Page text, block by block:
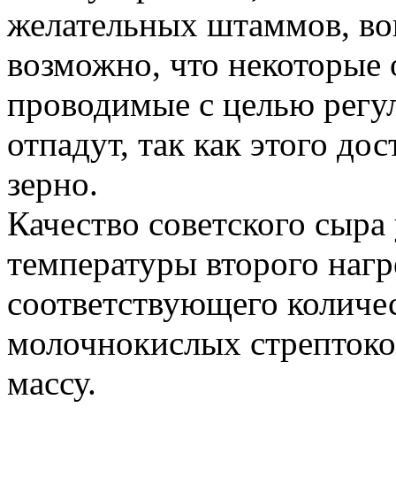
желательных штаммов,
возможно, что
проводимые с целью
отпадут, так как этого
зерно.
Качество советского
температуры второго
соответствующего
молочнокислых
массу.